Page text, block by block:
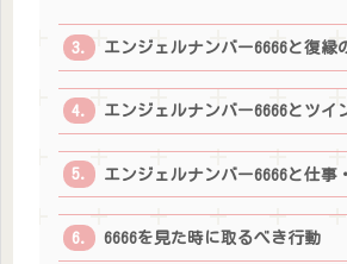
エンジェルナンバー6666と復縁
エンジェルナンバー6666とツイ
エンジェルナンバー6666と仕事
6666を見た時に取るべき行動